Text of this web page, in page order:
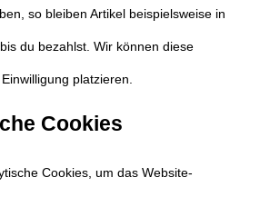
so bleiben Artikel beispielsweise in
du bezahlst. Wir können diese
platzieren.
Cookies
Cookies, um das Website-